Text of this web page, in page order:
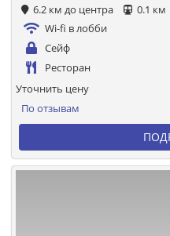
6.2 км до центра 0.1 км
Wi-fi в лобби
Сейф
Ресторан
По отзывам
Уточнить цену